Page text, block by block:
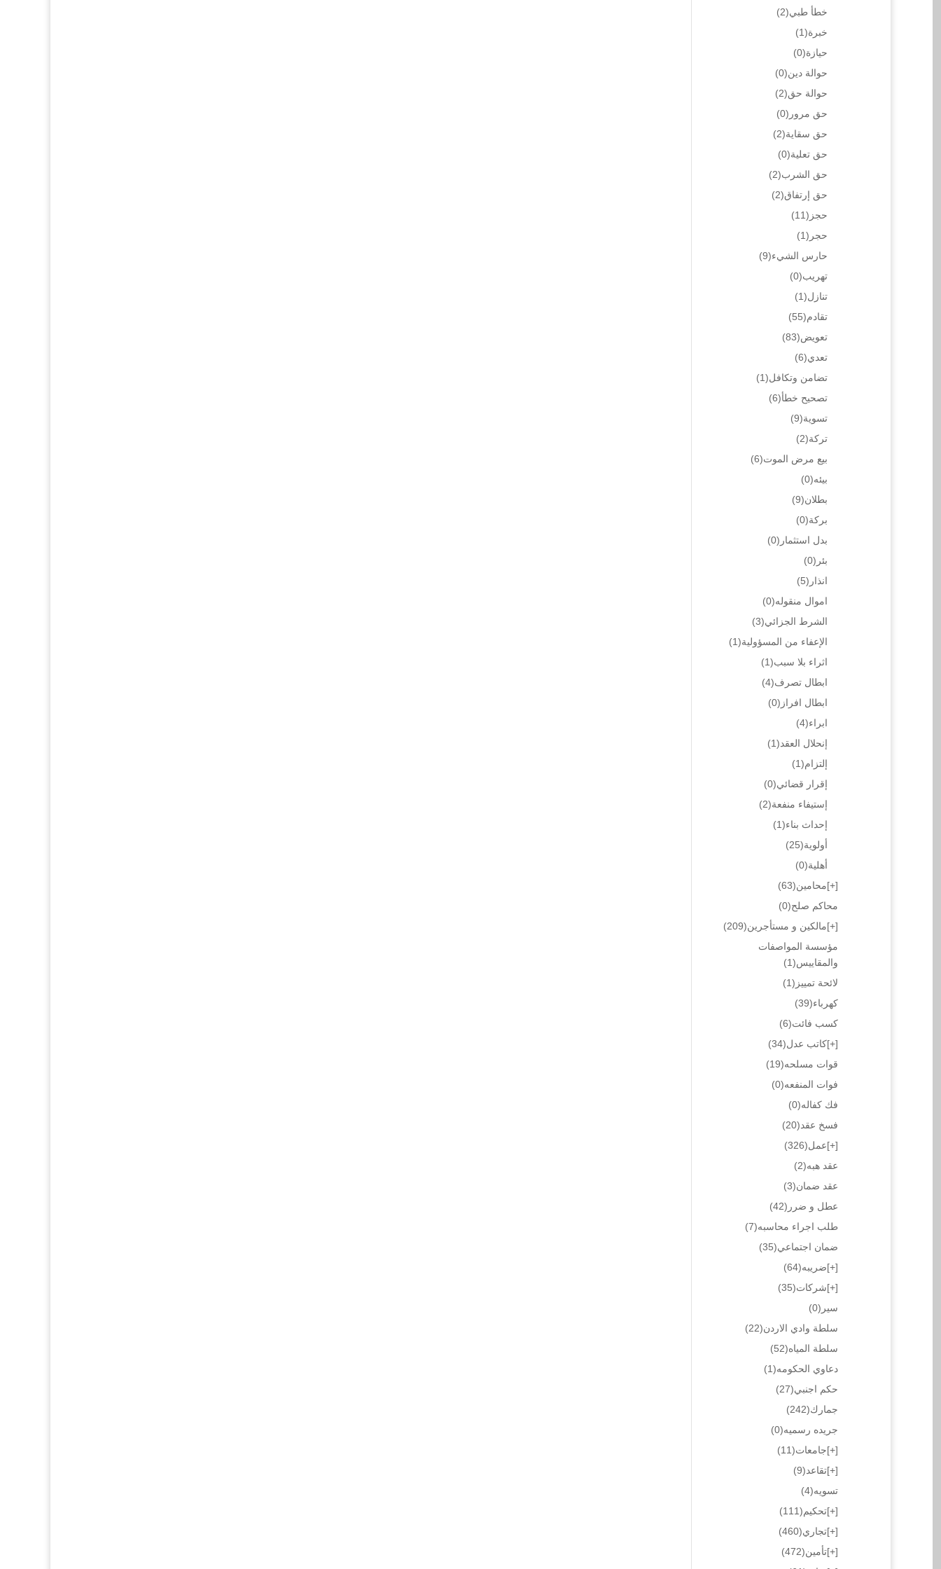
خطأ طبي(2)
خبرة(1)
حيازة(0)
حوالة دين(0)
حوالة حق(2)
حق مرور (0)
حق سقاية(2)
حق تعلية(0)
حق الشرب(2)
حق إرتفاق(2)
حجز (11)
حجر (1)
حارس الشيء(9)
تهريب(0)
تنازل(1)
تقادم(55)
تعويض(83)
تعدي(6)
تضامن وتكافل(1)
تصحيح خطأ(6)
تسوية(9)
تركة(2)
بيع مرض الموت(6)
بيئه(0)
بطلان(9)
بركة(0)
بدل استثمار (0)
بئر (0)
انذار (5)
اموال منقوله(0)
الشرط الجزائي(3)
الإعفاء من المسؤولية(1)
اثراء بلا سبب(1)
ابطال تصرف(4)
ابطال افراز (0)
ابراء(4)
إنحلال العقد(1)
إلتزام(1)
إقرار قضائي(0)
إستيفاء منفعة(2)
إحداث بناء(1)
أولوية(25)
أهلية(0)
[+]محامين(63)
محاكم صلح(0)
[+]مالكين و مستأجرين(209)
مؤسسة المواصفات
والمقاييس(1)
لائحة تمييز (1)
كهرباء(39)
كسب فائت(6)
[+]كاتب عدل(34)
قوات مسلحه(19)
فوات المنفعه(0)
فك كفاله(0)
فسخ عقد(20)
[+]عمل(326)
عقد هبه(2)
عقد ضمان(3)
عطل و ضرر (42)
طلب اجراء محاسبه(7)
ضمان اجتماعي(35)
[+]ضريبه(64)
[+]شركات(35)
سير (0)
سلطة وادي الاردن(22)
سلطة المياه(52)
دعاوي الحكومه(1)
حكم اجنبي(27)
جمارك(242)
جريده رسميه(0)
[+]جامعات(11)
[+]تقاعد(9)
تسويه(4)
[+]تحكيم(111)
[+]تجاري(460)
[+]تأمين(472)